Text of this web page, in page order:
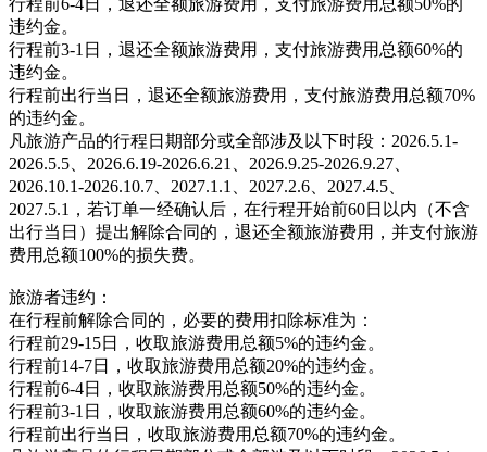
违约金。
行程前3-1日，退还全额旅游费用，支付旅游费用总额60%的
违约金。
行程前出行当日，退还全额旅游费用，支付旅游费用总额70%
的违约金。
凡旅游产品的行程日期部分或全部涉及以下时段：2026.5.1-
2026.5.5、2026.6.19-2026.6.21、2026.9.25-2026.9.27、
2026.10.1-2026.10.7、2027.1.1、2027.2.6、2027.4.5、
2027.5.1，若订单一经确认后，在行程开始前60日以内（不含
出行当日）提出解除合同的，退还全额旅游费用，并支付旅游
费用总额100%的损失费。
旅游者违约：
在行程前解除合同的，必要的费用扣除标准为：
行程前29-15日，收取旅游费用总额5%的违约金。
行程前14-7日，收取旅游费用总额20%的违约金。
行程前6-4日，收取旅游费用总额50%的违约金。
行程前3-1日，收取旅游费用总额60%的违约金。
行程前出行当日，收取旅游费用总额70%的违约金。